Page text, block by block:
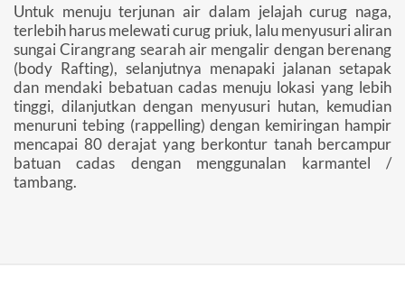
Untuk menuju terjunan air dalam jelajah curug naga,
terlebih harus melewati curug priuk, lalu menyusuri aliran
sungai Cirangrang searah air mengalir dengan berenang
(body Rafting), selanjutnya menapaki jalanan setapak
dan mendaki bebatuan cadas menuju lokasi yang lebih
tinggi, dilanjutkan dengan menyusuri hutan, kemudian
menuruni tebing (rappelling) dengan kemiringan hampir
mencapai 80 derajat yang berkontur tanah bercampur
batuan cadas dengan menggunalan karmantel /
tambang.